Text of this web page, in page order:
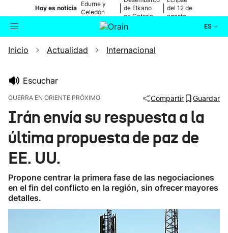
Hoy es noticia
Edurne y
Celedón
de Elkano
en Getaria
del 12 de
agosto
ES
Buscador Actualidad
Ikusmiran
Inicio Actualidad Internacional
Escuchar
GUERRA EN ORIENTE PRÓXIMO Compartir Guardar
Irán envía su respuesta a la
última propuesta de paz de
EE. UU.
Propone centrar la primera fase de las negociaciones
en el fin del conflicto en la región, sin ofrecer mayores
detalles.